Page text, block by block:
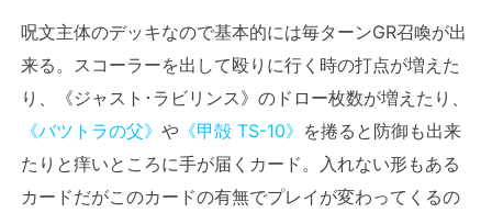
呪文主体のデッキなので基本的には毎ターンGR召喚が出
来る。スコーラーを出して殴りに行く時の打点が増えた
り、《ジャスト･ラビリンス》のドロー枚数が増えたり、
《バツトラの父》 や 《甲殻 TS-10》 を捲ると防御も出来
たりと痒いところに手が届くカード。入れない形もある
カードだがこのカードの有無でプレイが変わってくるの